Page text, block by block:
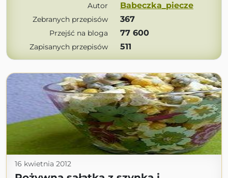
Autor Babeczka_piecze
Zebranych przepisów 367
Przejść na bloga 77 600
Zapisanych przepisów 511
16 kwietnia 2012